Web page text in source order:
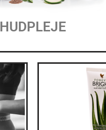
HUDPLEJE